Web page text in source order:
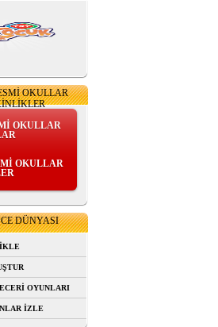
OKULLAR
OKULLAR
OKULLAR
DÜNYASI
OYUNLARI
İZLE